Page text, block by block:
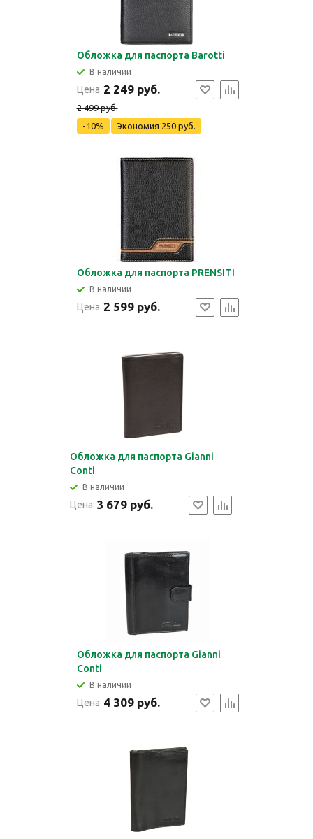
Обложка для паспорта Barotti
В наличии
Цена 2 249 руб.
2 499 руб.
-10%
Экономия 250 руб.
Обложка для паспорта PRENSITI
В наличии
Цена 2 599 руб.
Обложка для паспорта Gianni
Conti
В наличии
Цена 3 679 руб.
Обложка для паспорта Gianni
Conti
В наличии
Цена 4 309 руб.